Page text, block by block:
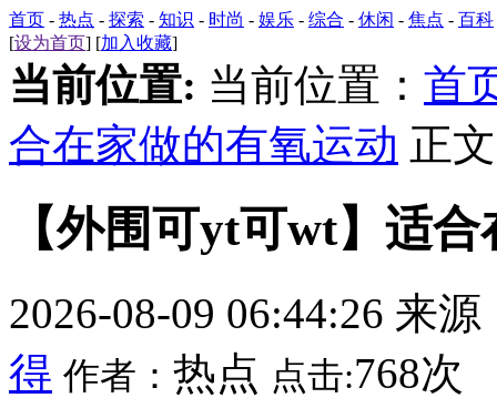
首页 - 热点 - 探索 - 知识 - 时尚 - 娱乐 - 综合 - 休闲 - 焦点 - 百科
[设为首页] [加入收藏]
当前位置: 当前位置： 首
合在家做的有氧运动 正文
【外围可yt可wt】适
2026-08-09 06:44:26 来源
得 作者： 热点 点击:768次